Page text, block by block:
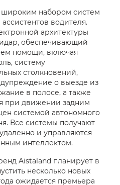
широким набором систем
водителя.
архитектуры
обеспечивающий
помощи, включая
систему
столкновений,
о выезде из
в полосе, а также
при движении задним
системой автономного
Все системы получают
и управляются
интеллектом.
Aistaland планирует в
несколько новых
ожидается премьера